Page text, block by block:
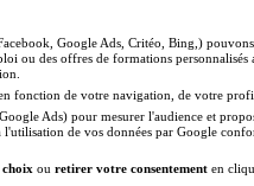
Google Ads, Critéo, Bing,)
ou des offres de formations
fonction de votre navigation, de votre
Ads) pour mesurer l'audience et
l'utilisation de vos données par Google
ou retirer votre consentement en